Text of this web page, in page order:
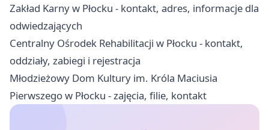
Zakład Karny w Płocku - kontakt, adres, informacje dla
odwiedzających
Centralny Ośrodek Rehabilitacji w Płocku - kontakt,
oddziały, zabiegi i rejestracja
Młodzieżowy Dom Kultury im. Króla Maciusia
Pierwszego w Płocku - zajęcia, filie, kontakt